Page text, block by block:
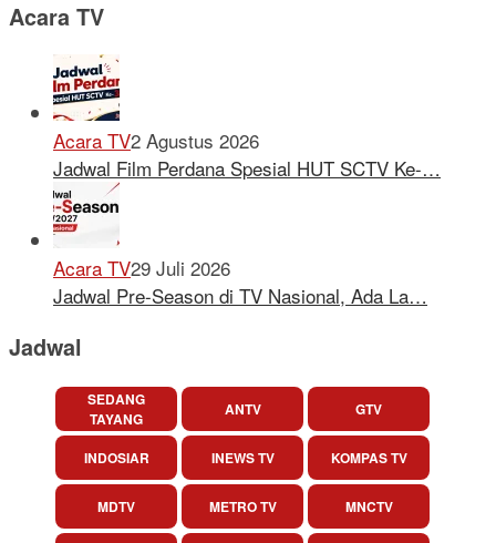
Acara TV
Acara TV2 Agustus 2026
Jadwal Film Perdana Spesial HUT SCTV Ke-…
Acara TV29 Juli 2026
Jadwal Pre-Season di TV Nasional, Ada La…
Jadwal
SEDANG
TAYANG
ANTV GTV
INDOSIAR INEWS TV KOMPAS TV
MDTV METRO TV MNCTV